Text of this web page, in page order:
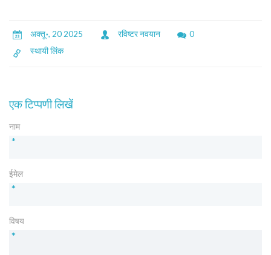
अक्तू॰, 20 2025 रविष्टर नवयान
0
स्थायी लिंक
एक टिप्पणी लिखें
नाम
*
ईमेल
*
विषय
*